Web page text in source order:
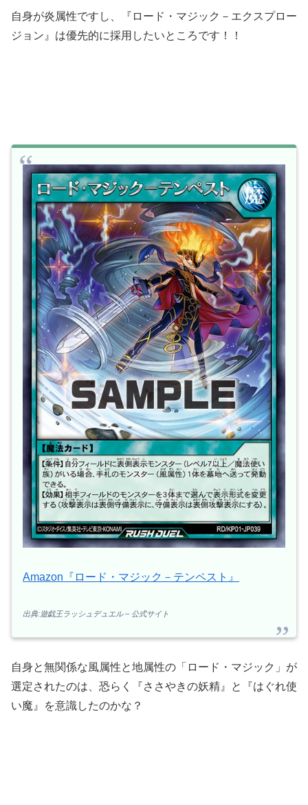
自身が炎属性ですし、『ロード・マジック－エクスプロー
ジョン』は優先的に採用したいところです！！
Amazon『ロード・マジック－テンペスト』
出典:遊戯王ラッシュデュエル – 公式サイト
自身と無関係な風属性と地属性の「ロード・マジック」が
選定されたのは、恐らく『ささやきの妖精』と『はぐれ使
い魔』を意識したのかな？